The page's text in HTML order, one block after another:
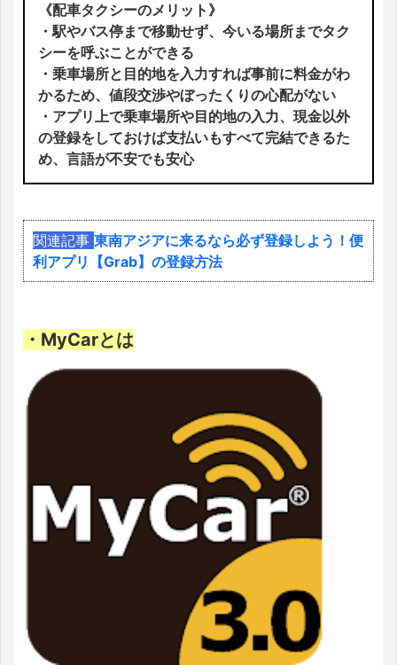
《配車タクシーのメリット》
・駅やバス停まで移動せず、今いる場所までタク
シーを呼ぶことができる
・乗車場所と目的地を入力すれば事前に料金がわ
かるため、値段交渉やぼったくりの心配がない
・アプリ上で乗車場所や目的地の入力、現金以外
の登録をしておけば支払いもすべて完結できるた
め、言語が不安でも安心
関連記事 東南アジアに来るなら必ず登録しよう！便
利アプリ【Grab】の登録方法
・MyCarとは